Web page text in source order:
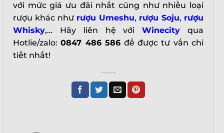
với mức giá ưu đãi nhất cũng như nhiều loại
rượu khác như rượu Umeshu, rượu Soju, rượu
Whisky,… Hãy liên hệ vớiWinecity qua
Hotlie/zalo:0847 486 586 để được tư vấn chi
tiết nhất!